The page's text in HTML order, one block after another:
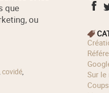
que
ou
covidé,
Sur